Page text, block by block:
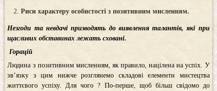
Риси характеру особистості з позитивним мисленням.
Незгоди та невдачі призводять до виявлення талантів, які при
щасливих обставинах лежать сховані.
Горацій
Людина з позитивним мисленням, як правило, націлена на успіх. У
зв’язку з цим нижче розглянемо складові елементи мистецтва
життєвого успіху. Для чого ? По-перше, щоб більш свідомо до